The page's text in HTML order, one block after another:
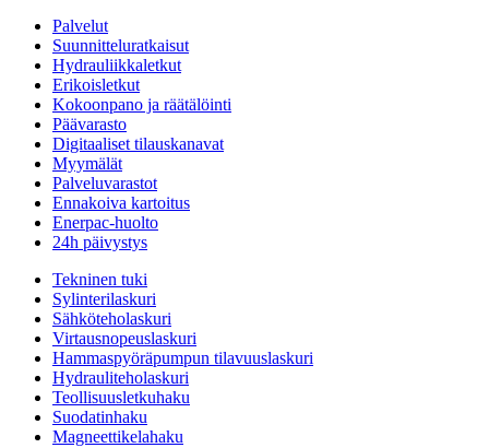
Palvelut
Suunnitteluratkaisut
Hydrauliikkaletkut
Erikoisletkut
Kokoonpano ja räätälöinti
Päävarasto
Digitaaliset tilauskanavat
Myymälät
Palveluvarastot
Ennakoiva kartoitus
Enerpac-huolto
24h päivystys
Tekninen tuki
Sylinterilaskuri
Sähköteholaskuri
Virtausnopeuslaskuri
Hammaspyöräpumpun tilavuuslaskuri
Hydrauliteholaskuri
Teollisuusletkuhaku
Suodatinhaku
Magneettikelahaku